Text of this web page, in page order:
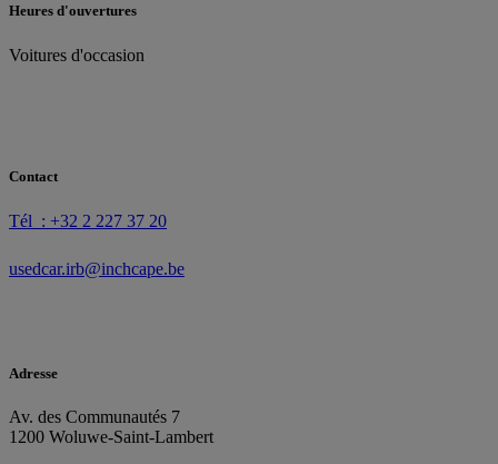
Heures d'ouvertures
Voitures d'occasion
Contact
Tél : +32 2 227 37 20
usedcar.irb@inchcape.be
Adresse
Av. des Communautés 7
1200 Woluwe-Saint-Lambert